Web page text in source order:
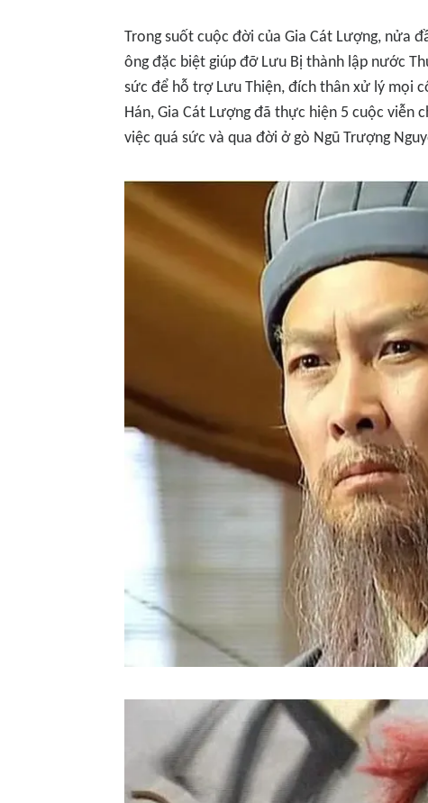
Trong suốt cuộc đời của Gia Cát Lượng, nửa
ông đặc biệt giúp đỡ Lưu Bị thành lập nước
sức để hỗ trợ Lưu Thiện, đích thân xử lý mọi
Hán, Gia Cát Lượng đã thực hiện 5 cuộc viễn
việc quá sức và qua đời ở gò Ngũ Trượng